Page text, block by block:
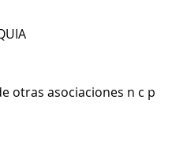
otras asociaciones n c p